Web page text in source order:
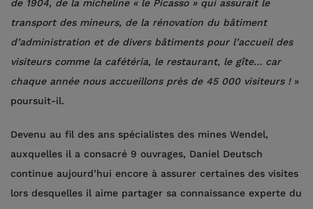
de 1904, de la micheline « le Picasso » qui assurait le
transport des mineurs, de la rénovation du bâtiment
d’administration et de divers bâtiments pour l’accueil des
visiteurs comme la cafétéria, le restaurant, le gîte… car
chaque année nous accueillons près de 45 000 visiteurs !»
poursuit-il.
Devenu au fil des ans spécialistes des mines Wendel,
auxquelles il a consacré 9 ouvrages, Daniel Deutsch
continue aujourd’hui encore à assurer certaines des visites
lors desquelles il aime partager sa connaissance experte du